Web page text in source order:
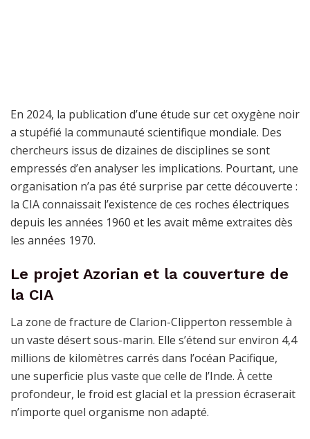
En 2024, la publication d’une étude sur cet oxygène noir
a stupéfié la communauté scientifique mondiale. Des
chercheurs issus de dizaines de disciplines se sont
empressés d’en analyser les implications. Pourtant, une
organisation n’a pas été surprise par cette découverte :
la CIA connaissait l’existence de ces roches électriques
depuis les années 1960 et les avait même extraites dès
les années 1970.
Le projet Azorian et la couverture de
la CIA
La zone de fracture de Clarion-Clipperton ressemble à
un vaste désert sous-marin. Elle s’étend sur environ 4,4
millions de kilomètres carrés dans l’océan Pacifique,
une superficie plus vaste que celle de l’Inde. À cette
profondeur, le froid est glacial et la pression écraserait
n’importe quel organisme non adapté.